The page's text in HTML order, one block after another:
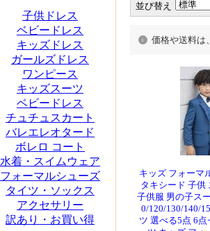
子供ドレス
ベビードレス
キッズドレス
ガールズドレス
ワンピース
キッズスーツ
ベビードレス
チュチュスカート
バレエレオタード
ボレロ コート
水着・スイムウェア
フォーマルシューズ
タイツ・ソックス
アクセサリー
訳あり・お買い得
並び替え
価格や送料は
キッズ フォーマ
タキシード 子供
子供服 男の子ス
0/120/130/140/
ツ 選べる5点 6